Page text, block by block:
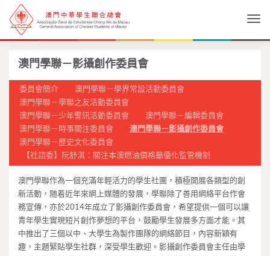
澳門學聯－影攝創作委員會
委員會簡介
澳門學聯－學界常設活動委員會
澳門學聯－學聯之友活動委員會
澳門學聯－少年警訊活動委員會
澳門學聯－編輯委員會
澳門學聯－時事關注委員會
澳門學聯－影攝創作委員會
澳門學聯－歷史文化委員會
【社諮委】阮舒淇：關注本澳燃油價格籲優化監管機制
澳門學聯作為一個充滿年輕活力的學生社團，積極開展各類型的創
新活動，随着近年來網上媒體的發展，學聯除了善用網絡平台作會
務宣傳，亦於2014年成立了影攝創作委員會，希望提供一個可以讓
青年學生實現短片創作夢想的平台，鼓勵學生發展多方面才能。其
中推出了三個以中、大學生為製作團隊的網絡節目，內容新穎有
趣，主題緊貼學生社群，深受學生歡迎。影攝創作委員會主任由學